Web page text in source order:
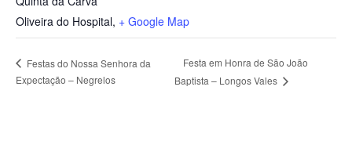
Oliveira do Hospital, + Google Map
Festas do Nossa Senhora da
Expectação – Negrelos
Festa em Honra de São João
Baptista – Longos Vales